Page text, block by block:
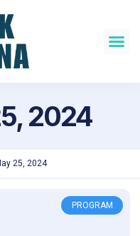
2024
25, 2024
PROGRAM